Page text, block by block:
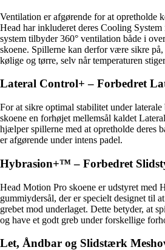
Ventilation er afgørende for at opretholde
Head har inkluderet deres Cooling
system tilbyder 360° ventilation både i
skoene. Spillerne kan derfor være sikre på,
kølige og tørre, selv når temperaturen
Lateral Control+ – Forbedret
For at sikre optimal stabilitet under
skoene en forhøjet mellemsål kaldet
hjælper spillerne med at opretholde deres
er afgørende under intens padel.
Hybrasion+™ – Forbedret
Head Motion Pro skoene er udstyret med
gummiydersål, der er specielt designet til
grebet mod underlaget. Dette betyder, at
og have et godt greb under forskellige
Let, Åndbar og Slidstærk